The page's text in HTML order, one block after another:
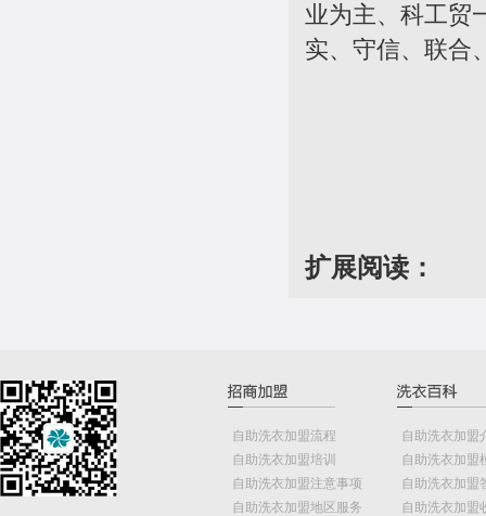
业为主、科工贸
实、守信、联合
扩展阅读：
自助洗衣加盟流程
自助洗衣加盟培训
自助洗衣加盟注意事项
自助洗衣加盟地区服务
自助洗衣加盟
自助洗衣加盟
自助洗衣加盟
自助洗衣加盟